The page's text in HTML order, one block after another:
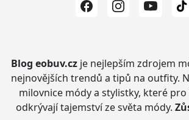
Blog eobuv.czje nejlepším zdrojem
nejnovějších trendů a tipů na outfity.
milovnice módy a stylistky, které pro
odkrývají tajemství ze světa módy.